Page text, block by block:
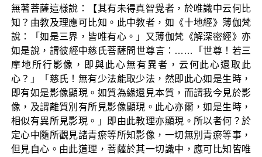
無著菩薩這樣說：【其有未得真智覺者，於唯識中云何比
知？由教及理應可比知。此中教者，如《十地經》薄伽梵
說：「如是三界，皆唯有心。」又薄伽梵《解深密經》亦
如是說，謂彼經中慈氏菩薩問世尊言：……「世尊！若三
摩地所行影像，即與此心無有異者，云何此心還取此
心？」「慈氏！無有少法能取少法，然即此心如是生時，
即有如是影像顯現。如質為緣還見本質，而謂我今見於影
像，及謂離質別有所見影像顯現。此心亦爾，如是生時，
相似有異所見影現。」即由此教理亦顯現。所以者何？於
定心中隨所觀見諸青瘀等所知影像，一切無別青瘀等事，
但見自心。由此道理，菩薩於其一切識中，應可比知皆唯